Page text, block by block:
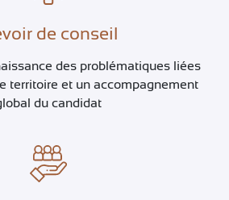
de conseil
des problématiques liées
territoire et un accompagnement
du candidat